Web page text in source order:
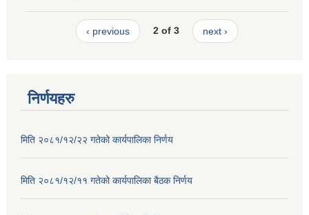
‹ previous 2 of 3 next ›
निर्णयहरु
मिति २०८१/१२/२२ गतेको कार्यपालिका निर्णय
मिति २०८१/१२/११ गतेको कार्यपालिका बैठक निर्णय